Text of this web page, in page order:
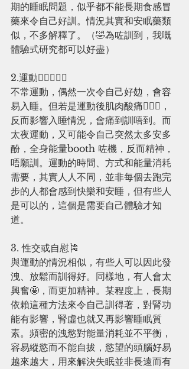
期的睡眠問題，似乎都不能長期食感冒
藥來令自己好訓。情況其實和安眠藥類
似，不多解釋了。（🤣為咗訓到，我嘅
體驗式研究都可以好盡）
2.運動🏊‍♂️🏋🏻‍♀️
不常運動，偶然一次令自己好攰，會容
易入睡。但若是運動後肌肉酸痛🚴🏻‍♀️，
反而影響入睡情況，會痛到訓唔到。而
太夜運動，又可能令自己突然太多安多
酚，全身能量booth 咗機，反而精神，
唔願訓。運動的時間、方式和能量消耗
需要，其實人人不同，並非每個去跑完
步的人都會感到快樂和安睡，但有些人
是可以的，這個是需要自己體驗才知
道。
3. 性交或自慰🎏
與運動的情況相似，有些人可以因此發
洩、放鬆而訓得好。同樣地，有人會太
興奮🤩，而更加精神。某程度上，長期
依賴這種方法來令自己訓得著，對腎功
能有影響，腎虛也就又再影響睡眠質
素。頻密的洩慾對能量消耗並不平衡，
容易縱慾而不能自拔，慾望的頭腦好易
越來越大，用來解決失眠並非長遠而有